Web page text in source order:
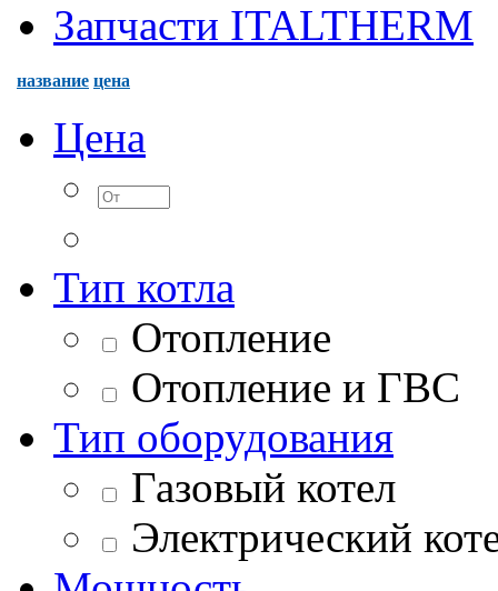
Запчасти ITALTHERM
название цена
Цена
Тип котла
Отопление
Отопление и ГВС
Тип оборудования
Газовый котел
Электрический